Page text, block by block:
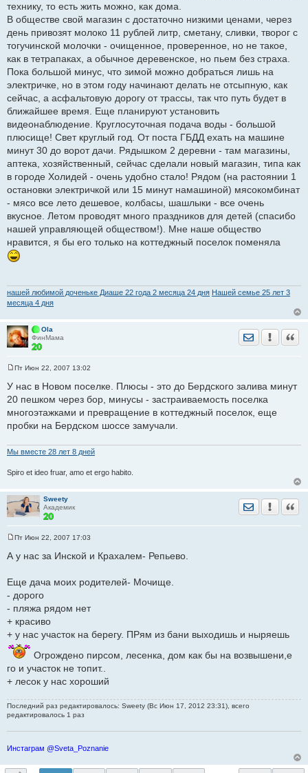
технику, то есть жить можно, как дома.
В обществе свой магазин с достаточно низкими ценами, через
день привозят молоко 11 рублей литр, сметану, сливки, творог с
тогучинской молочки - очищенное, проверенное, но не такое,
как в тетрапаках, а обычное деревенское, но пьем без страха.
Пока большой минус, что зимой можно добраться лишь на
электричке, но в этом году начинают делать не отсыпную, как
сейчас, а асфальтовую дорогу от трассы, так что путь будет в
ближайшее время. Еще планируют установить
видеонаблюдение. Круглосуточная подача воды - большой
плюсище! Свет круглый год. От поста ГБДД ехать на машине
минут 30 до ворот дачи. Рядышком 2 деревни - там магазины,
аптека, хозяйственный, сейчас сделали новый магазин, типа как
в городе Холидей - очень удобно стало! Рядом (на растоянии 1
остановки электричкой или 15 минут намашиной) мясокомбинат
- мясо все лето дешевое, колбасы, шашлыки - все очень
вкусное. Летом проводят много праздников для детей (спасибо
нашей управляющей обществом!). Мне наше общество
нравится, я бы его только на коттеджный поселок поменяла
нашей любимой доченьке Диаше 22 годa 2 месяца 24 дня Нашей семье 25 лет 3
месяца 4 дня
Ola
ФинМама
Отправить
о
б
е
н
Пт Июн 22, 2007 13:02
У нас в Новом поселке. Плюсы - это до Бердского залива минут
20 пешком через бор, минусы - застраиваемость поселка
многоэтажками и превращение в коттеджный поселок, еще
пробки на Бердском шоссе замучали.
Мы вместе 28 лет 8 дней
Spiro et ideo fruar, amo et ergo habito.
Sweety
Академик
Отправить
о
е
н
и
е
Пт Июн 22, 2007 17:03
А у нас за Инской и Крахалем- Репьево.
Еще дача моих родителей- Мочище.
- дорого
- пляжа рядом нет
+ красиво
+ у нас участок на берегу. ПРям из бани выходишь и ныряешь
Огрождено пирсом, лесенка, дом как бы на возвышени,е
го и участок не топит..
+ лесок у нас хороший
Последний раз редактировалось: Sweety (Вс Июн 17, 2012 23:31), всего
редактировалось 1 раз
Инстаграм @Sveta_Poznanie